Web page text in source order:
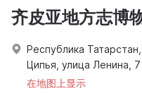
齐皮亚地方志博
Республика
Ципья, улица Ленина, 7
在地图上显示